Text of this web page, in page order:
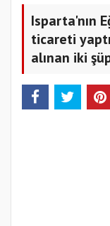
Isparta'nın
ticareti
alınan iki